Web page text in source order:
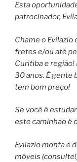
Esta
patrocinador,
Chame o Evilazio
fretes e/ou até
Curitiba e região!
30 anos. É gente
tem bom preço!
Se você é
este caminhão é
Evilazio monta e
móveis